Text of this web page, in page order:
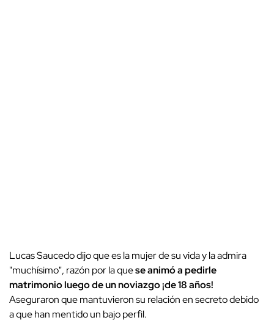
Lucas Saucedo dijo que es la mujer de su vida y la admira
"muchísimo", razón por la quese animó a pedirle
matrimonio luego de un noviazgo ¡de 18 años!
Aseguraron que mantuvieron su relación en secreto debido
a que han mentido un bajo perfil.